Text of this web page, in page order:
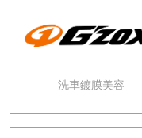
洗車鍍膜美容